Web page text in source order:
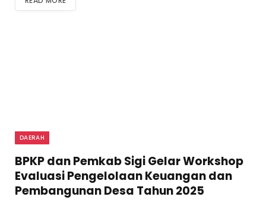
DAERAH
BPKP dan Pemkab Sigi Gelar Workshop
Evaluasi Pengelolaan Keuangan dan
Pembangunan Desa Tahun 2025